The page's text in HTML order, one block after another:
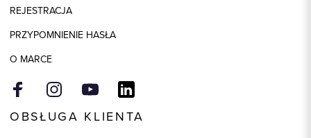
Składy podszewek
Model
REJESTRACJA
PRZYPOMNIENIE HASŁA
O MARCE
OBSŁUGA KLIENTA